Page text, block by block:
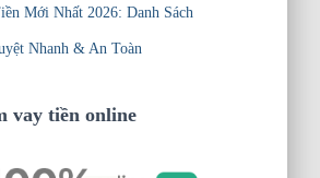
Mới Nhất 2026: Danh Sách
Nhanh & An Toàn
vay tiền online